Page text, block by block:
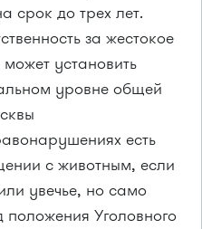
срок до трех лет.
за жестокое
установить
уровне общей
есть
с животным, если
увечье, но само
Уголовного